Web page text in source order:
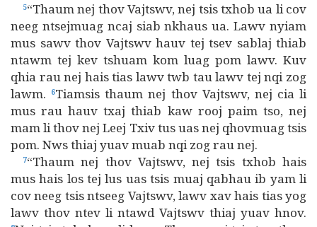
5“Thaum nej thov Vajtswv, nej tsis txhob ua li cov
neeg ntsejmuag ncaj siab nkhaus ua. Lawv nyiam
mus sawv thov Vajtswv hauv tej tsev sablaj thiab
ntawm tej kev tshuam kom luag pom lawv. Kuv
qhia rau nej hais tias lawv twb tau lawv tej nqi zog
lawm.
6Tiamsis thaum nej thov Vajtswv, nej cia li
mus rau hauv txaj thiab kaw rooj paim tso, nej
mam li thov nej Leej Txiv tus uas nej qhovmuag tsis
pom. Nws thiaj yuav muab nqi zog rau nej.
7“Thaum nej thov Vajtswv, nej tsis txhob hais
mus hais los tej lus uas tsis muaj qabhau ib yam li
cov neeg tsis ntseeg Vajtswv, lawv xav hais tias yog
lawv thov ntev li ntawd Vajtswv thiaj yuav hnov.